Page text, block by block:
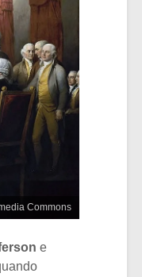
Commons
e